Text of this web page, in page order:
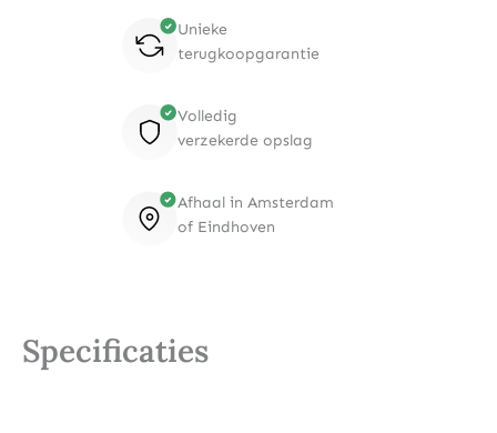
Unieke
terugkoopgarantie
Volledig
verzekerde opslag
Afhaal in Amsterdam
of Eindhoven
Specificaties